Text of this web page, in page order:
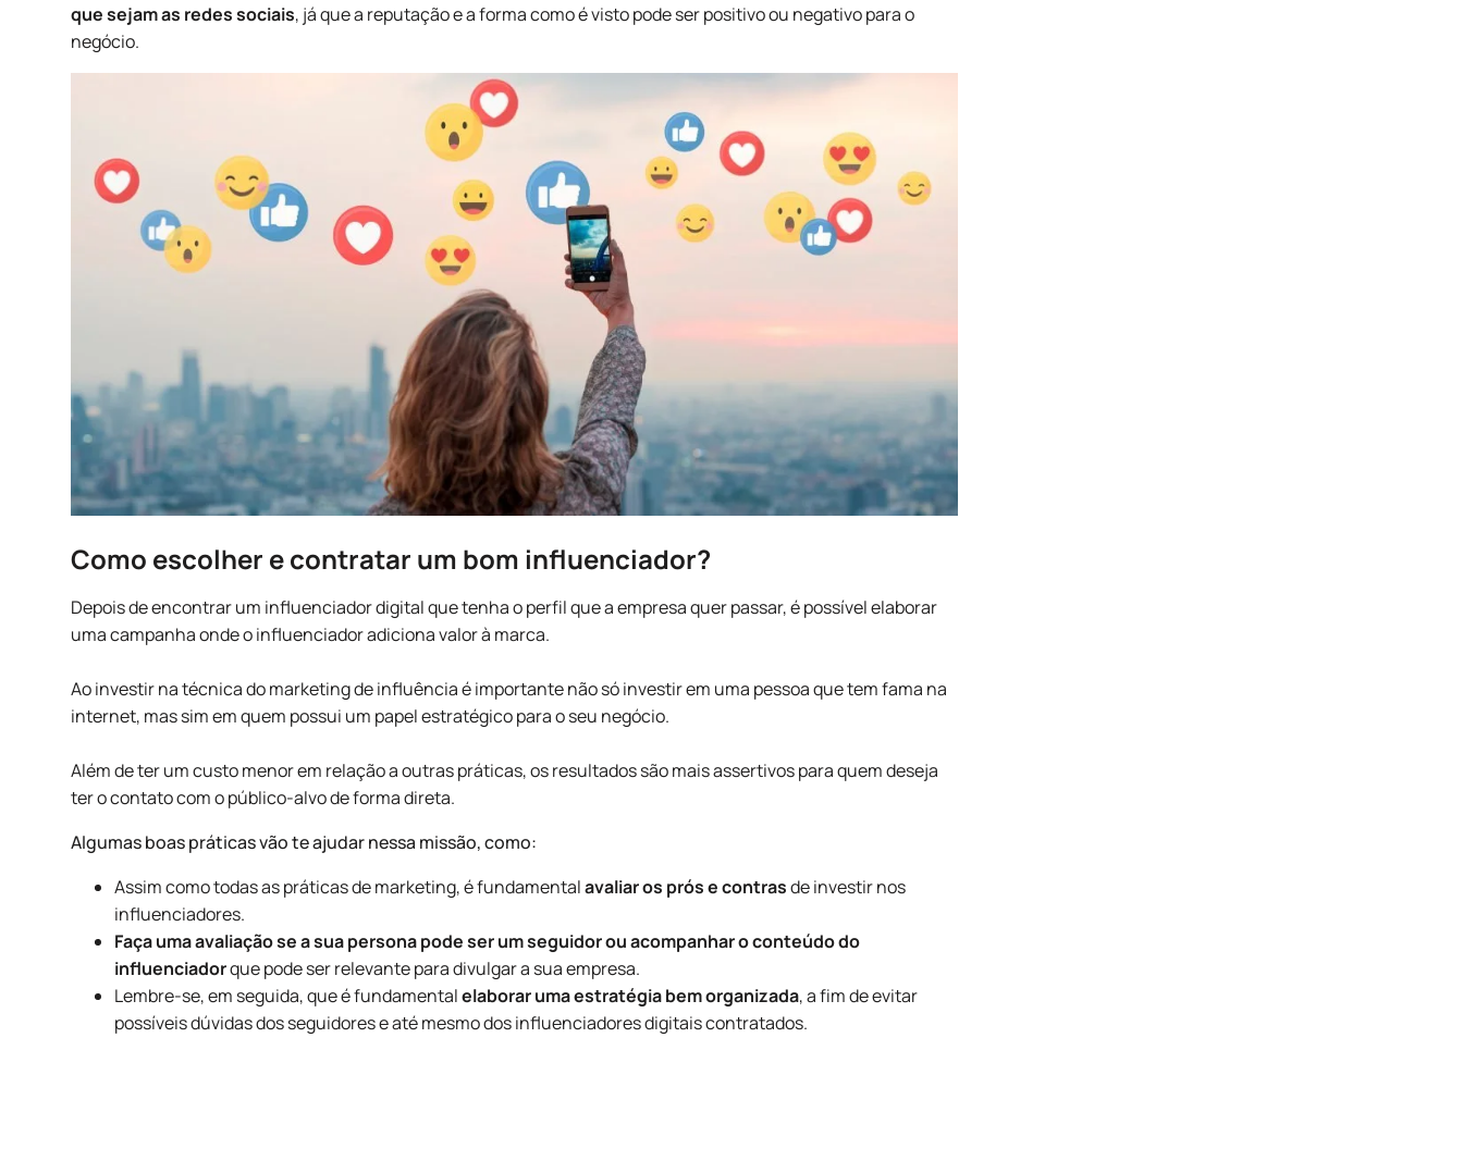
que sejam as redes sociais, já que a reputação e a forma como é visto pode ser positivo ou negativo para o
negócio.
Como escolher e contratar um bom influenciador?
Depois de encontrar um influenciador digital que tenha o perfil que a empresa quer passar, é possível elaborar
uma campanha onde o influenciador adiciona valor à marca.
Ao investir na técnica do marketing de influência é importante não só investir em uma pessoa que tem fama na
internet, mas sim em quem possui um papel estratégico para o seu negócio.
Além de ter um custo menor em relação a outras práticas, os resultados são mais assertivos para quem deseja
ter o contato com o público-alvo de forma direta.
Algumas boas práticas vão te ajudar nessa missão, como:
Assim como todas as práticas de marketing, é fundamentalavaliar os prós e contrasde investir nos
influenciadores.
Faça uma avaliação se a sua persona pode ser um seguidor ou acompanhar o conteúdo do
influenciadorque pode ser relevante para divulgar a sua empresa.
Lembre-se, em seguida, que é fundamentalelaboraruma estratégiabem organizada, a fim de evitar
possíveis dúvidas dos seguidores e até mesmo dos influenciadores digitais contratados.